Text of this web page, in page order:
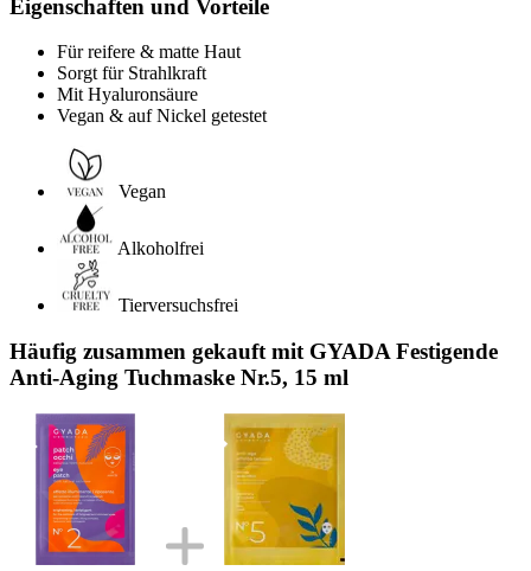
Eigenschaften und Vorteile
Für reifere & matte Haut
Sorgt für Strahlkraft
Mit Hyaluronsäure
Vegan & auf Nickel getestet
Vegan
Alkoholfrei
Tierversuchsfrei
Häufig zusammen gekauft mit GYADA Festigende
Anti-Aging Tuchmaske Nr.5, 15 ml